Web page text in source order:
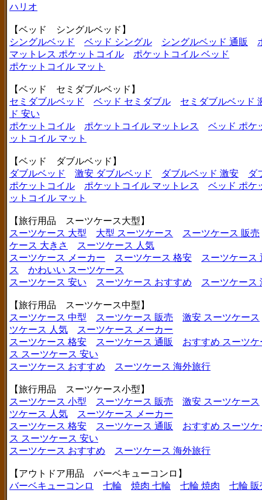
ハリオ
【ベッド シングルベッド】
シングルベッド
ベッド シングル シングルベッド 通販
マットレス ポケットコイル
ポケットコイル ベッド
ポケットコイル マット
【ベッド セミダブルベッド】
セミダブルベッド
ベッド セミダブル
セミダブルベッド
ド 安い
ポケットコイル
ポケットコイル マットレス
ベッド ポケ
ットコイル マット
【ベッド ダブルベッド】
ダブルベッド
激安 ダブルベッド ダブルベッド 激安
ダ
ポケットコイル
ポケットコイル マットレス
ベッド ポケ
ットコイル マット
【旅行用品 スーツケース大型】
スーツケース 大型
大型 スーツケース
スーツケース 販売
ケース 大きさ
スーツケース 人気
スーツケース メーカー
スーツケース 格安
スーツケース
ス
かわいい スーツケース
スーツケース 安い
スーツケース おすすめ スーツケース
【旅行用品 スーツケース中型】
スーツケース 中型
スーツケース 販売
激安 スーツケース
ツケース 人気
スーツケース メーカー
スーツケース 格安
スーツケース 通販
おすすめ スーツケ
ス スーツケース 安い
スーツケース おすすめ
スーツケース 海外旅行
【旅行用品 スーツケース小型】
スーツケース 小型
スーツケース 販売
激安 スーツケース
ツケース 人気
スーツケース メーカー
スーツケース 格安
スーツケース 通販
おすすめ スーツケ
ス スーツケース 安い
スーツケース おすすめ
スーツケース 海外旅行
【アウトドア用品 バーベキューコンロ】
バーベキューコンロ
七輪 焼肉 七輪 七輪 焼肉 七輪 販